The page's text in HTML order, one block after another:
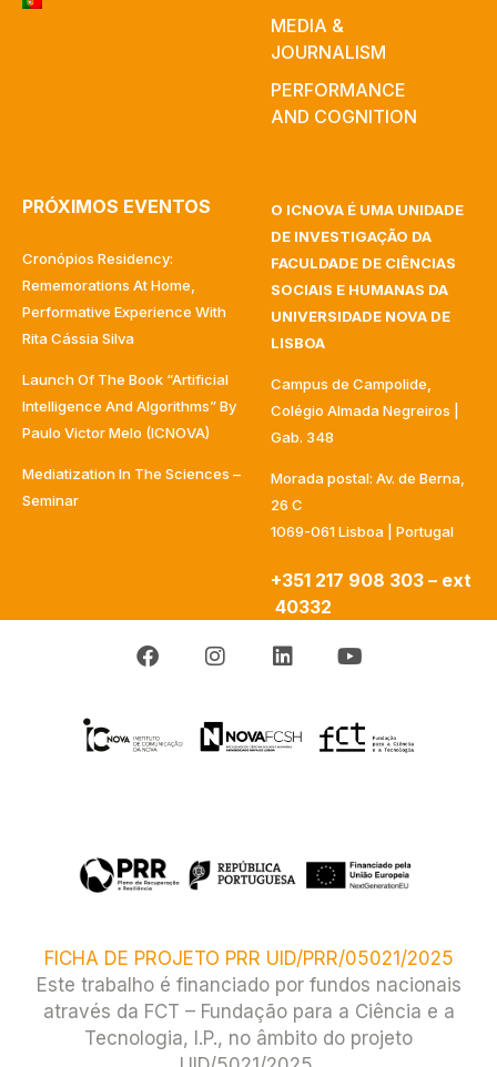
MEDIA &
JOURNALISM
PERFORMANCE
AND COGNITION
PRÓXIMOS EVENTOS
Cronópios Residency:
Rememorations At Home,
Performative Experience With
Rita Cássia Silva
Launch Of The Book “Artificial
Intelligence And Algorithms” By
Paulo Victor Melo (ICNOVA)
Mediatization In The Sciences –
Seminar
O ICNOVA É UMA UNIDADE
DE INVESTIGAÇÃO DA
FACULDADE DE CIÊNCIAS
SOCIAIS E HUMANAS DA
UNIVERSIDADE NOVA DE
LISBOA
Campus de Campolide,
Colégio Almada Negreiros |
Gab. 348
Morada postal: Av. de Berna,
26 C
1069-061 Lisboa | Portugal
+351 217 908 303 – ext
40332
FICHA DE PROJETO PRR UID/PRR/05021/2025
Este trabalho é financiado por fundos nacionais
através da FCT – Fundação para a Ciência e a
Tecnologia, I.P., no âmbito do projeto